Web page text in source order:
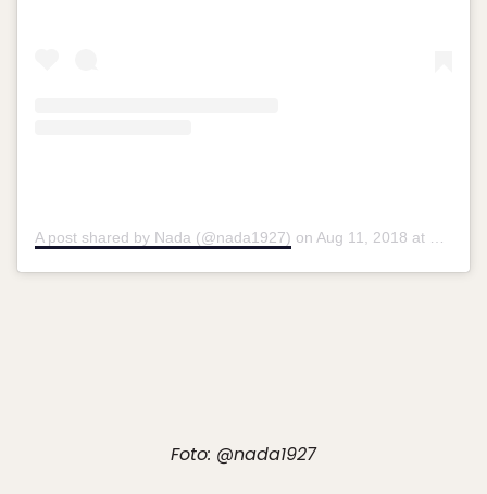
A post shared by Nada (@nada1927) on Aug 11, 2018 at 9:23pm PDT
Foto: @nada1927